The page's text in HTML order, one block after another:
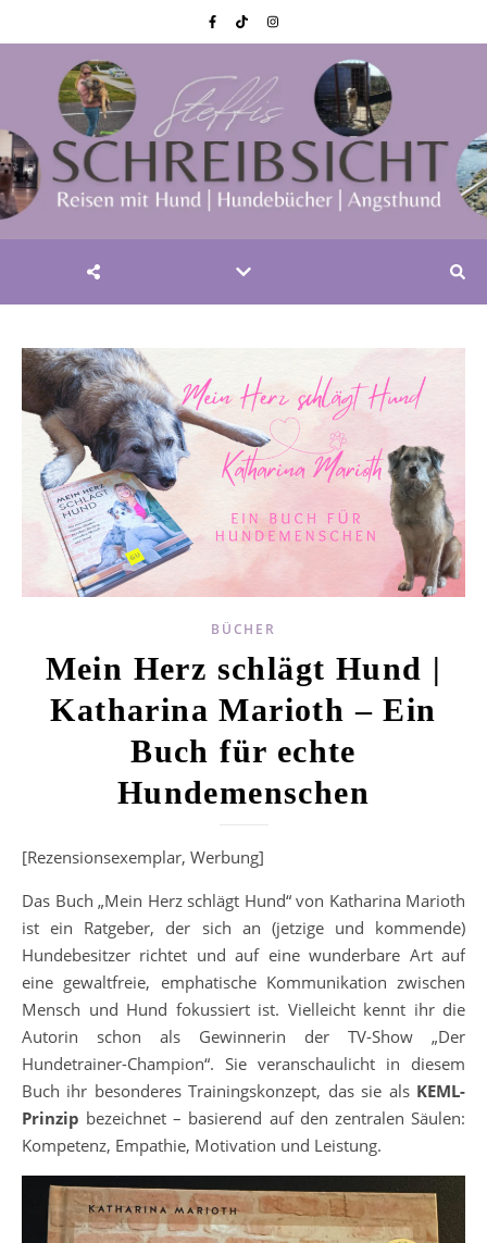
BÜCHER
Mein Herz schlägt Hund |
Katharina Marioth – Ein
Buch für echte
Hundemenschen
[Rezensionsexemplar, Werbung]
Das Buch „Mein Herz schlägt Hund“ von Katharina Marioth
ist ein Ratgeber, der sich an (jetzige und kommende)
Hundebesitzer richtet und auf eine wunderbare Art auf
eine gewaltfreie, emphatische Kommunikation zwischen
Mensch und Hund fokussiert ist. Vielleicht kennt ihr die
Autorin schon als Gewinnerin der TV-Show „Der
Hundetrainer-Champion“. Sie veranschaulicht in diesem
Buch ihr besonderes Trainingskonzept, das sie alsKEML-
Prinzip bezeichnet – basierend auf den zentralen Säulen:
Kompetenz, Empathie, Motivation und Leistung.